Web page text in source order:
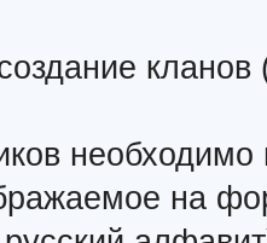
необходимо
на